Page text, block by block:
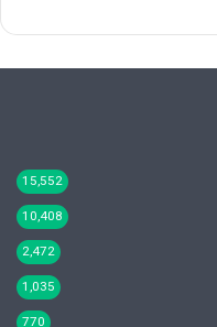
15,552
10,408
2,472
1,035
770